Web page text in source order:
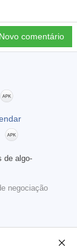
Novo comentário
de algo-
negociação